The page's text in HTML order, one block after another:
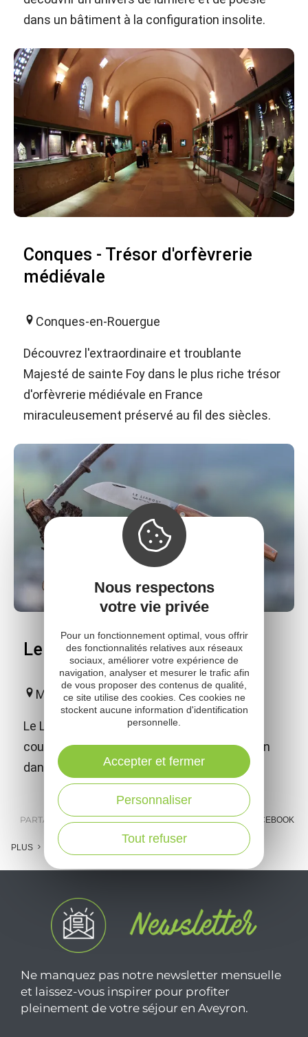
dans un bâtiment à la configuration insolite.
Conques - Trésor d'orfèvrerie
médiévale
Conques-en-Rouergue
Découvrez l'extraordinaire et troublante
Majesté de sainte Foy dans le plus riche trésor
d'orfèvrerie médiévale en France
miraculeusement préservé au fil des siècles.
Le Liadou du Vallon
Marcillac-Vallon
Le Liadou du Vallon est un authentique
couteau de vigneron. Il est fabriqué à la main
dans notre atelier de Marcillac.
PARTAGER : E-MAIL MESSENGER FACEBOOK
PLUS
Ne manquez pas notre newsletter mensuelle
et laissez-vous inspirer pour profiter
pleinement de votre séjour en Aveyron.
Nous respectons
votre vie privée
Pour un fonctionnement optimal, vous offrir
des fonctionnalités relatives aux réseaux
sociaux, améliorer votre expérience de
navigation, analyser et mesurer le trafic afin
de vous proposer des contenus de qualité,
ce site utilise des cookies. Ces cookies ne
stockent aucune information d'identification
personnelle.
Tout refuser
Personnaliser
Accepter et fermer